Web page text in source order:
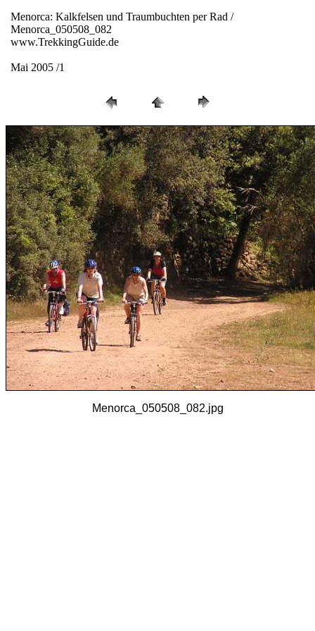
Menorca: Kalkfelsen und Traumbuchten per Rad /
Menorca_050508_082
www.TrekkingGuide.de
Mai 2005 /1
Menorca_050508_082.jpg